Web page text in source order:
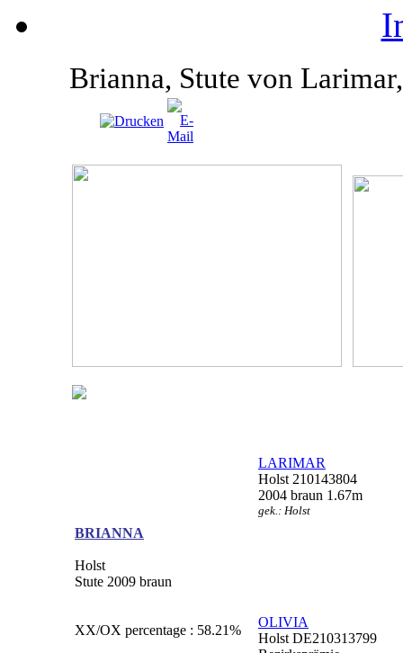
Brianna, Stute von
BRIANNA
Holst
Stute 2009 braun
XX/OX percentage : 58.21%
LARIMAR
Holst 210143804
2004 braun 1.67m
gek.: Holst
OLIVIA
Holst DE210313799